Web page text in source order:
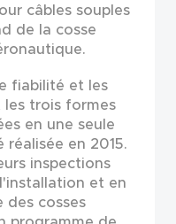
câbles souples
de la cosse
fiabilité et les
les trois formes
en une seule
en 2015.
inspections
et en
des cosses